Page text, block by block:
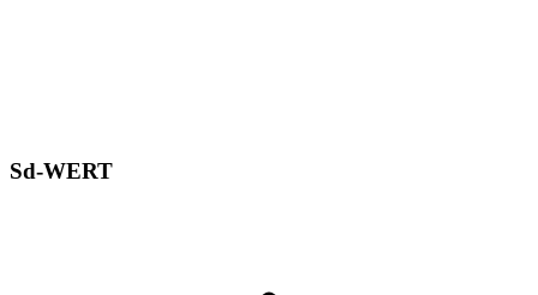
Sd-WERT